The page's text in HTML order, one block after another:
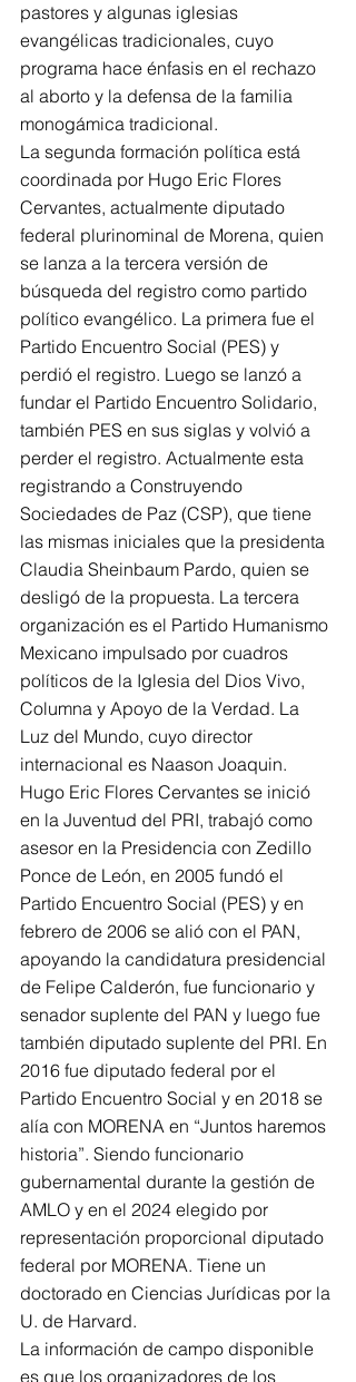
pastores y algunas iglesias
evangélicas tradicionales, cuyo
programa hace énfasis en el rechazo
al aborto y la defensa de la familia
monogámica tradicional.
La segunda formación política está
coordinada por Hugo Eric Flores
Cervantes, actualmente diputado
federal plurinominal de Morena, quien
se lanza a la tercera versión de
búsqueda del registro como partido
político evangélico. La primera fue el
Partido Encuentro Social (PES) y
perdió el registro. Luego se lanzó a
fundar el Partido Encuentro Solidario,
también PES en sus siglas y volvió a
perder el registro. Actualmente esta
registrando a Construyendo
Sociedades de Paz (CSP), que tiene
las mismas iniciales que la presidenta
Claudia Sheinbaum Pardo, quien se
desligó de la propuesta. La tercera
organización es el Partido Humanismo
Mexicano impulsado por cuadros
políticos de la Iglesia del Dios Vivo,
Columna y Apoyo de la Verdad. La
Luz del Mundo, cuyo director
internacional es Naason Joaquin.
Hugo Eric Flores Cervantes se inició
en la Juventud del PRI, trabajó como
asesor en la Presidencia con Zedillo
Ponce de León, en 2005 fundó el
Partido Encuentro Social (PES) y en
febrero de 2006 se alió con el PAN,
apoyando la candidatura presidencial
de Felipe Calderón, fue funcionario y
senador suplente del PAN y luego fue
también diputado suplente del PRI. En
2016 fue diputado federal por el
Partido Encuentro Social y en 2018 se
alía con MORENA en “Juntos haremos
historia”. Siendo funcionario
gubernamental durante la gestión de
AMLO y en el 2024 elegido por
representación proporcional diputado
federal por MORENA. Tiene un
doctorado en Ciencias Jurídicas por la
U. de Harvard.
La información de campo disponible
es que los organizadores de los